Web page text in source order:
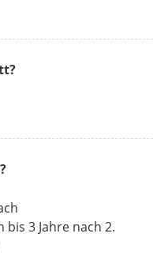
3 Jahre nach 2.